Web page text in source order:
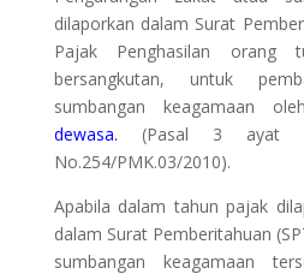
dilaporkan dalam Surat
Pajak Penghasilan
bersangkutan, untuk
sumbangan keagamaan
dewasa. (Pasal 3 ayat
No.254/PMK.03/2010).
Apabila dalam tahun pajak
dalam Surat Pemberitahuan
sumbangan keagamaan